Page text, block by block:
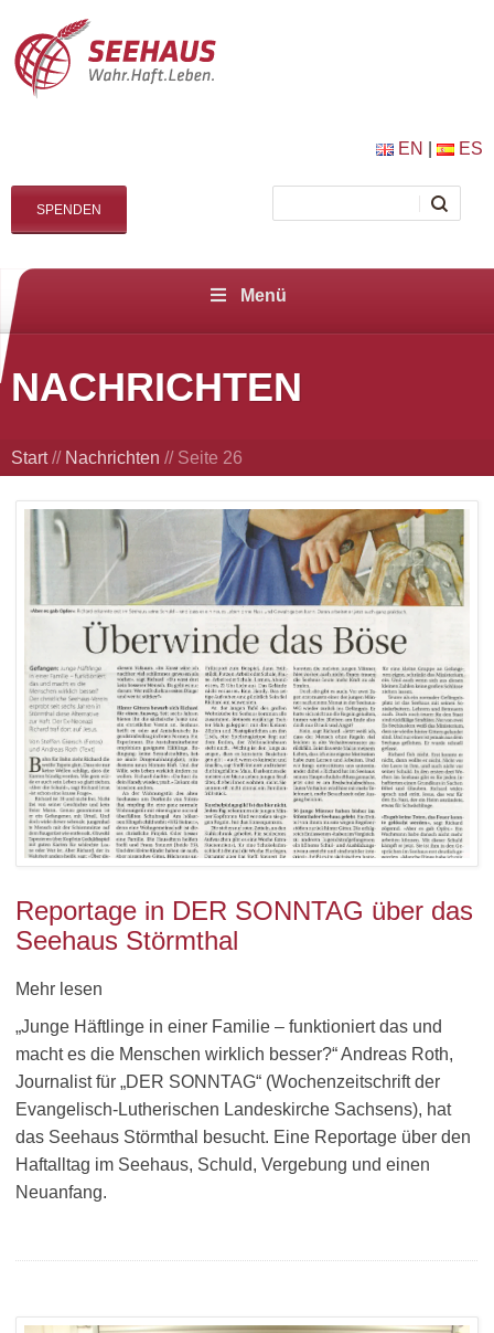
EN ES
SPENDEN
Menü
NACHRICHTEN
Start// Nachrichten // Seite 26
Reportage in DER SONNTAG über das
Seehaus Störmthal
Mehr lesen
„Junge Häftlinge in einer Familie – funktioniert das und
macht es die Menschen wirklich besser?“ Andreas Roth,
Journalist für „DER SONNTAG“ (Wochenzeitschrift der
Evangelisch-Lutherischen Landeskirche Sachsens), hat
das Seehaus Störmthal besucht. Eine Reportage über den
Haftalltag im Seehaus, Schuld, Vergebung und einen
Neuanfang.